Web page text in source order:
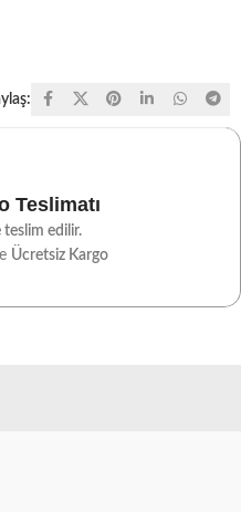
Teslimatı
edilir.
Ücretsiz Kargo